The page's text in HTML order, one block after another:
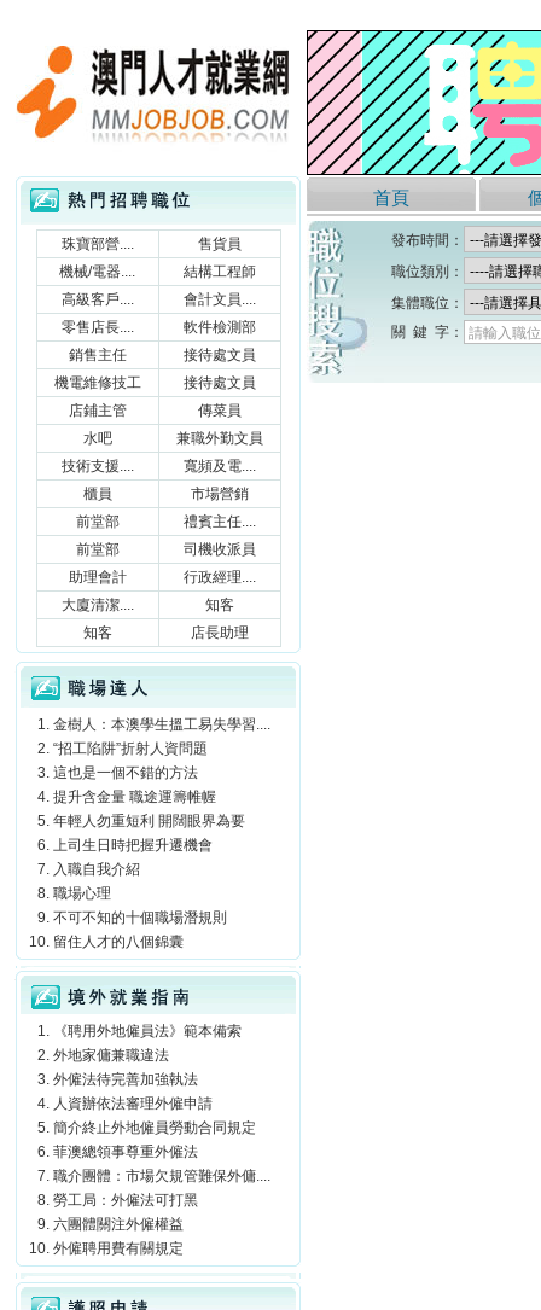
首頁
發布時間：
職位類別：
集體職位：
關 鍵 字：
請輸入職
熱門招聘職位
珠寶部營....
售貨員
機械/電器....
結構工程師
高級客戶....
會計文員....
零售店長....
軟件檢測部
銷售主任
接待處文員
機電維修技工
接待處文員
店鋪主管
傳菜員
水吧
兼職外勤文員
技術支援....
寬頻及電....
櫃員
市場營銷
前堂部
禮賓主任....
前堂部
司機收派員
助理會計
行政經理....
大廈清潔....
知客
知客
店長助理
職場達人
金樹人：本澳學生搵工易失學習....
“招工陷阱”折射人資問題
這也是一個不錯的方法
提升含金量 職途運籌帷幄
年輕人勿重短利 開闊眼界為要
上司生日時把握升遷機會
入職自我介紹
職場心理
不可不知的十個職場潛規則
留住人才的八個錦囊
境外就業指南
《聘用外地僱員法》範本備索
外地家傭兼職違法
外僱法待完善加強執法
人資辦依法審理外僱申請
簡介終止外地僱員勞動合同規定
菲澳總領事尊重外僱法
職介團體：市場欠規管難保外傭....
勞工局：外僱法可打黑
六團體關注外僱權益
外僱聘用費有關規定
護照申請